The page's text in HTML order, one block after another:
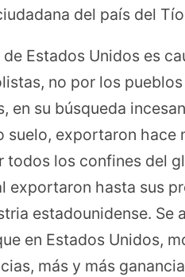
del país del
Estados Unidos es
no por los
en su búsqueda
suelo, exportaron
los confines del
exportaron hasta sus
estadounidense. Se
en Estados Unidos,
más y más